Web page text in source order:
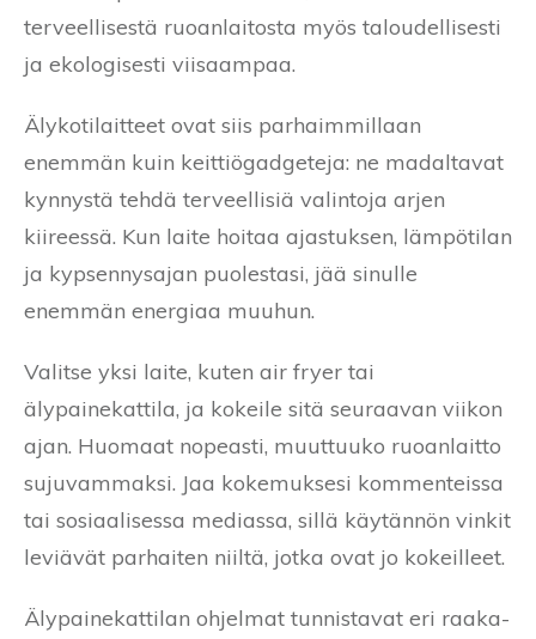
terveellisestä ruoanlaitosta myös taloudellisesti
ja ekologisesti viisaampaa.
Älykotilaitteet ovat siis parhaimmillaan
enemmän kuin keittiögadgeteja: ne madaltavat
kynnystä tehdä terveellisiä valintoja arjen
kiireessä. Kun laite hoitaa ajastuksen, lämpötilan
ja kypsennysajan puolestasi, jää sinulle
enemmän energiaa muuhun.
Valitse yksi laite, kuten air fryer tai
älypainekattila, ja kokeile sitä seuraavan viikon
ajan. Huomaat nopeasti, muuttuuko ruoanlaitto
sujuvammaksi. Jaa kokemuksesi kommenteissa
tai sosiaalisessa mediassa, sillä käytännön vinkit
leviävät parhaiten niiltä, jotka ovat jo kokeilleet.
Älypainekattilan ohjelmat tunnistavat eri raaka-